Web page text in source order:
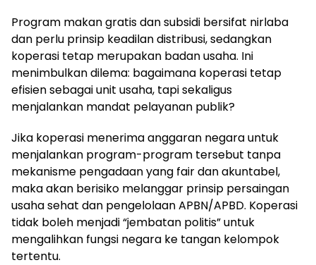
Program makan gratis dan subsidi bersifat nirlaba
dan perlu prinsip keadilan distribusi, sedangkan
koperasi tetap merupakan badan usaha. Ini
menimbulkan dilema: bagaimana koperasi tetap
efisien sebagai unit usaha, tapi sekaligus
menjalankan mandat pelayanan publik?
Jika koperasi menerima anggaran negara untuk
menjalankan program-program tersebut tanpa
mekanisme pengadaan yang fair dan akuntabel,
maka akan berisiko melanggar prinsip persaingan
usaha sehat dan pengelolaan APBN/APBD. Koperasi
tidak boleh menjadi “jembatan politis” untuk
mengalihkan fungsi negara ke tangan kelompok
tertentu.